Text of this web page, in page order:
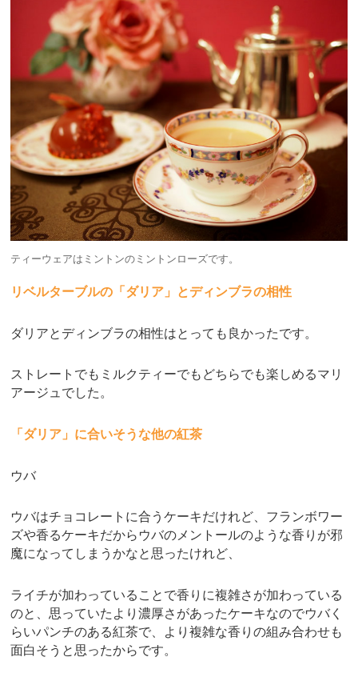
ティーウェアはミントンのミントンローズです。
リベルターブルの「ダリア」とディンブラの相性
ダリアとディンブラの相性はとっても良かったです。
ストレートでもミルクティーでもどちらでも楽しめるマリ
アージュでした。
「ダリア」に合いそうな他の紅茶
ウバ
ウバはチョコレートに合うケーキだけれど、フランボワー
ズや香るケーキだからウバのメントールのような香りが邪
魔になってしまうかなと思ったけれど、
ライチが加わっていることで香りに複雑さが加わっている
のと、思っていたより濃厚さがあったケーキなのでウバく
らいパンチのある紅茶で、より複雑な香りの組み合わせも
面白そうと思ったからです。